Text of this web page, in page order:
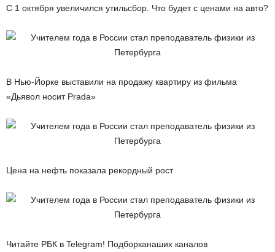
С 1 октября увеличился утильсбор. Что будет с ценами на авто?
В Нью-Йорке выставили на продажу квартиру из фильма
«Дьявол носит Prada»
Цена на нефть показала рекордный рост
Читайте РБК в Telegram! Подборканаших каналов